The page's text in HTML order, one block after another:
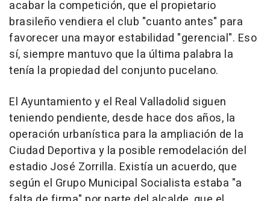
acabar la competición, que el propietario
brasileño vendiera el club "cuanto antes" para
favorecer una mayor estabilidad "gerencial". Eso
sí, siempre mantuvo que la última palabra la
tenía la propiedad del conjunto pucelano.
El Ayuntamiento y el Real Valladolid siguen
teniendo pendiente, desde hace dos años, la
operación urbanística para la ampliación de la
Ciudad Deportiva y la posible remodelación del
estadio José Zorrilla. Existía un acuerdo, que
según el Grupo Municipal Socialista estaba "a